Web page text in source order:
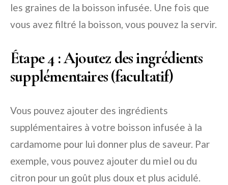
les graines de la boisson infusée. Une fois que
vous avez filtré la boisson, vous pouvez la servir.
Étape 4 : Ajoutez des ingrédients
supplémentaires (facultatif)
Vous pouvez ajouter des ingrédients
supplémentaires à votre boisson infusée à la
cardamome pour lui donner plus de saveur. Par
exemple, vous pouvez ajouter du miel ou du
citron pour un goût plus doux et plus acidulé.